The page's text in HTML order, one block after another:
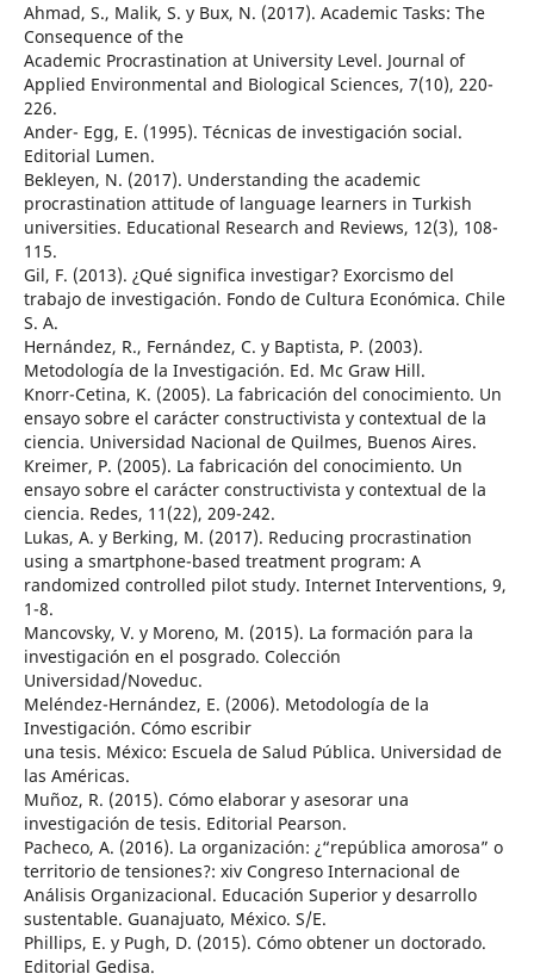
Ahmad, S., Malik, S. y Bux, N. (2017). Academic Tasks: The
Consequence of the
Academic Procrastination at University Level. Journal of
Applied Environmental and Biological Sciences, 7(10), 220-
226.
Ander- Egg, E. (1995). Técnicas de investigación social.
Editorial Lumen.
Bekleyen, N. (2017). Understanding the academic
procrastination attitude of language learners in Turkish
universities. Educational Research and Reviews, 12(3), 108-
115.
Gil, F. (2013). ¿Qué significa investigar? Exorcismo del
trabajo de investigación. Fondo de Cultura Económica. Chile
S. A.
Hernández, R., Fernández, C. y Baptista, P. (2003).
Metodología de la Investigación. Ed. Mc Graw Hill.
Knorr-Cetina, K. (2005). La fabricación del conocimiento. Un
ensayo sobre el carácter constructivista y contextual de la
ciencia. Universidad Nacional de Quilmes, Buenos Aires.
Kreimer, P. (2005). La fabricación del conocimiento. Un
ensayo sobre el carácter constructivista y contextual de la
ciencia. Redes, 11(22), 209-242.
Lukas, A. y Berking, M. (2017). Reducing procrastination
using a smartphone-based treatment program: A
randomized controlled pilot study. Internet Interventions, 9,
1-8.
Mancovsky, V. y Moreno, M. (2015). La formación para la
investigación en el posgrado. Colección
Universidad/Noveduc.
Meléndez-Hernández, E. (2006). Metodología de la
Investigación. Cómo escribir
una tesis. México: Escuela de Salud Pública. Universidad de
las Américas.
Muñoz, R. (2015). Cómo elaborar y asesorar una
investigación de tesis. Editorial Pearson.
Pacheco, A. (2016). La organización: ¿“república amorosa” o
territorio de tensiones?: xiv Congreso Internacional de
Análisis Organizacional. Educación Superior y desarrollo
sustentable. Guanajuato, México. S/E.
Phillips, E. y Pugh, D. (2015). Cómo obtener un doctorado.
Editorial Gedisa.